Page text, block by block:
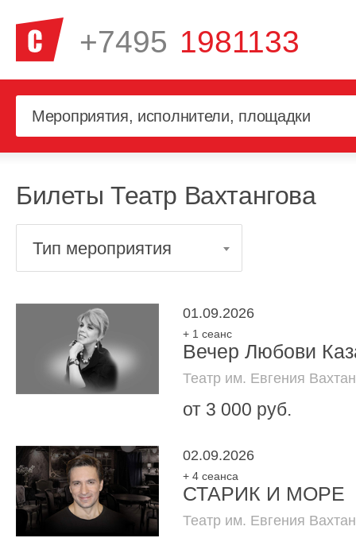
+7495 1981133
Билеты Театр Вахтангова
Тип мероприятия
01.09.2026
+ 1 сеанс
Вечер Любови
Театр им. Евгения
от 3 000 руб.
02.09.2026
+ 4 сеанса
СТАРИК И МОРЕ
Театр им. Евгения